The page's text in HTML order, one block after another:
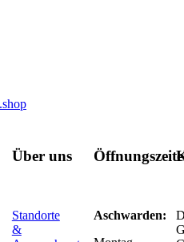
Über uns
Standorte
&
Aschwarden: